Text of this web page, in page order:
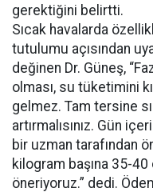
gerektiğini belirtti.
Sıcak havalarda
tutulumu açısından
değinen Dr. Güneş,
olması, su tüketimini
gelmez. Tam tersine
artırmalısınız. Gün
bir uzman tarafından
kilogram başına 35-
öneriyoruz.” dedi.